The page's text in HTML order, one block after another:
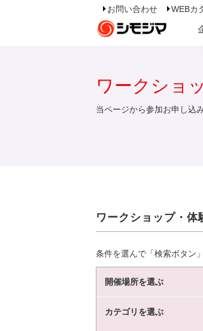
お問い合わせ WEBカ
ワークショ
当ページから参加お申し込
ワークショップ・体
条件を選んで「検索ボタン
開催場所を選ぶ
カテゴリを選ぶ